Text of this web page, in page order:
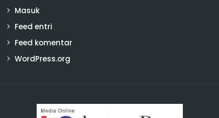
Masuk
Feed entri
Feed komentar
WordPress.org